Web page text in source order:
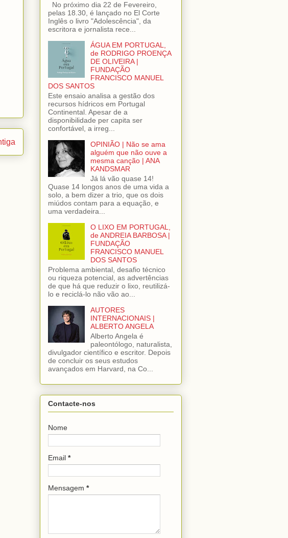
No próximo dia 22 de Fevereiro,
pelas 18.30, é lançado no El Corte
Inglês o livro "Adolescência", da
escritora e jornalista rece...
ÁGUA EM PORTUGAL,
de RODRIGO PROENÇA
DE OLIVEIRA |
FUNDAÇÃO
FRANCISCO MANUEL
DOS SANTOS
Este ensaio analisa a gestão dos
recursos hídricos em Portugal
Continental. Apesar de a
disponibilidade per capita ser
confortável, a irreg...
OPINIÃO | Não se ama
alguém que não ouve a
mesma canção | ANA
KANDSMAR
Já lá vão quase 14!
Quase 14 longos anos de uma vida a
solo, a bem dizer a trio, que os dois
miúdos contam para a equação, e
uma verdadeira...
O LIXO EM PORTUGAL,
de ANDREIA BARBOSA |
FUNDAÇÃO
FRANCISCO MANUEL
DOS SANTOS
Problema ambiental, desafio técnico
ou riqueza potencial, as advertências
de que há que reduzir o lixo, reutilizá-
lo e reciclá-lo não vão ao...
AUTORES
INTERNACIONAIS |
ALBERTO ANGELA
Alberto Angela é
paleontólogo, naturalista,
divulgador científico e escritor. Depois
de concluir os seus estudos
avançados em Harvard, na Co...
Contacte-nos
Nome
Email *
Mensagem *